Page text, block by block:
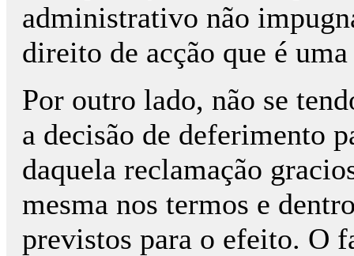
administrativo não
direito de acção que é
Por outro lado, não se
a decisão de deferimento
daquela reclamação
mesma nos termos e
previstos para o efeito. O